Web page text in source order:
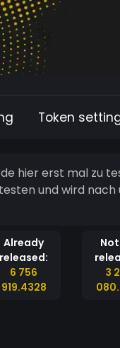
Token
hier erst mal zu
Already
released:
6 756
919.4328
3